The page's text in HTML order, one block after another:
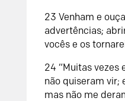
23 Venham e
advertências;
vocês e os
24 “Muitas vezes
não quiseram vir;
mas não me